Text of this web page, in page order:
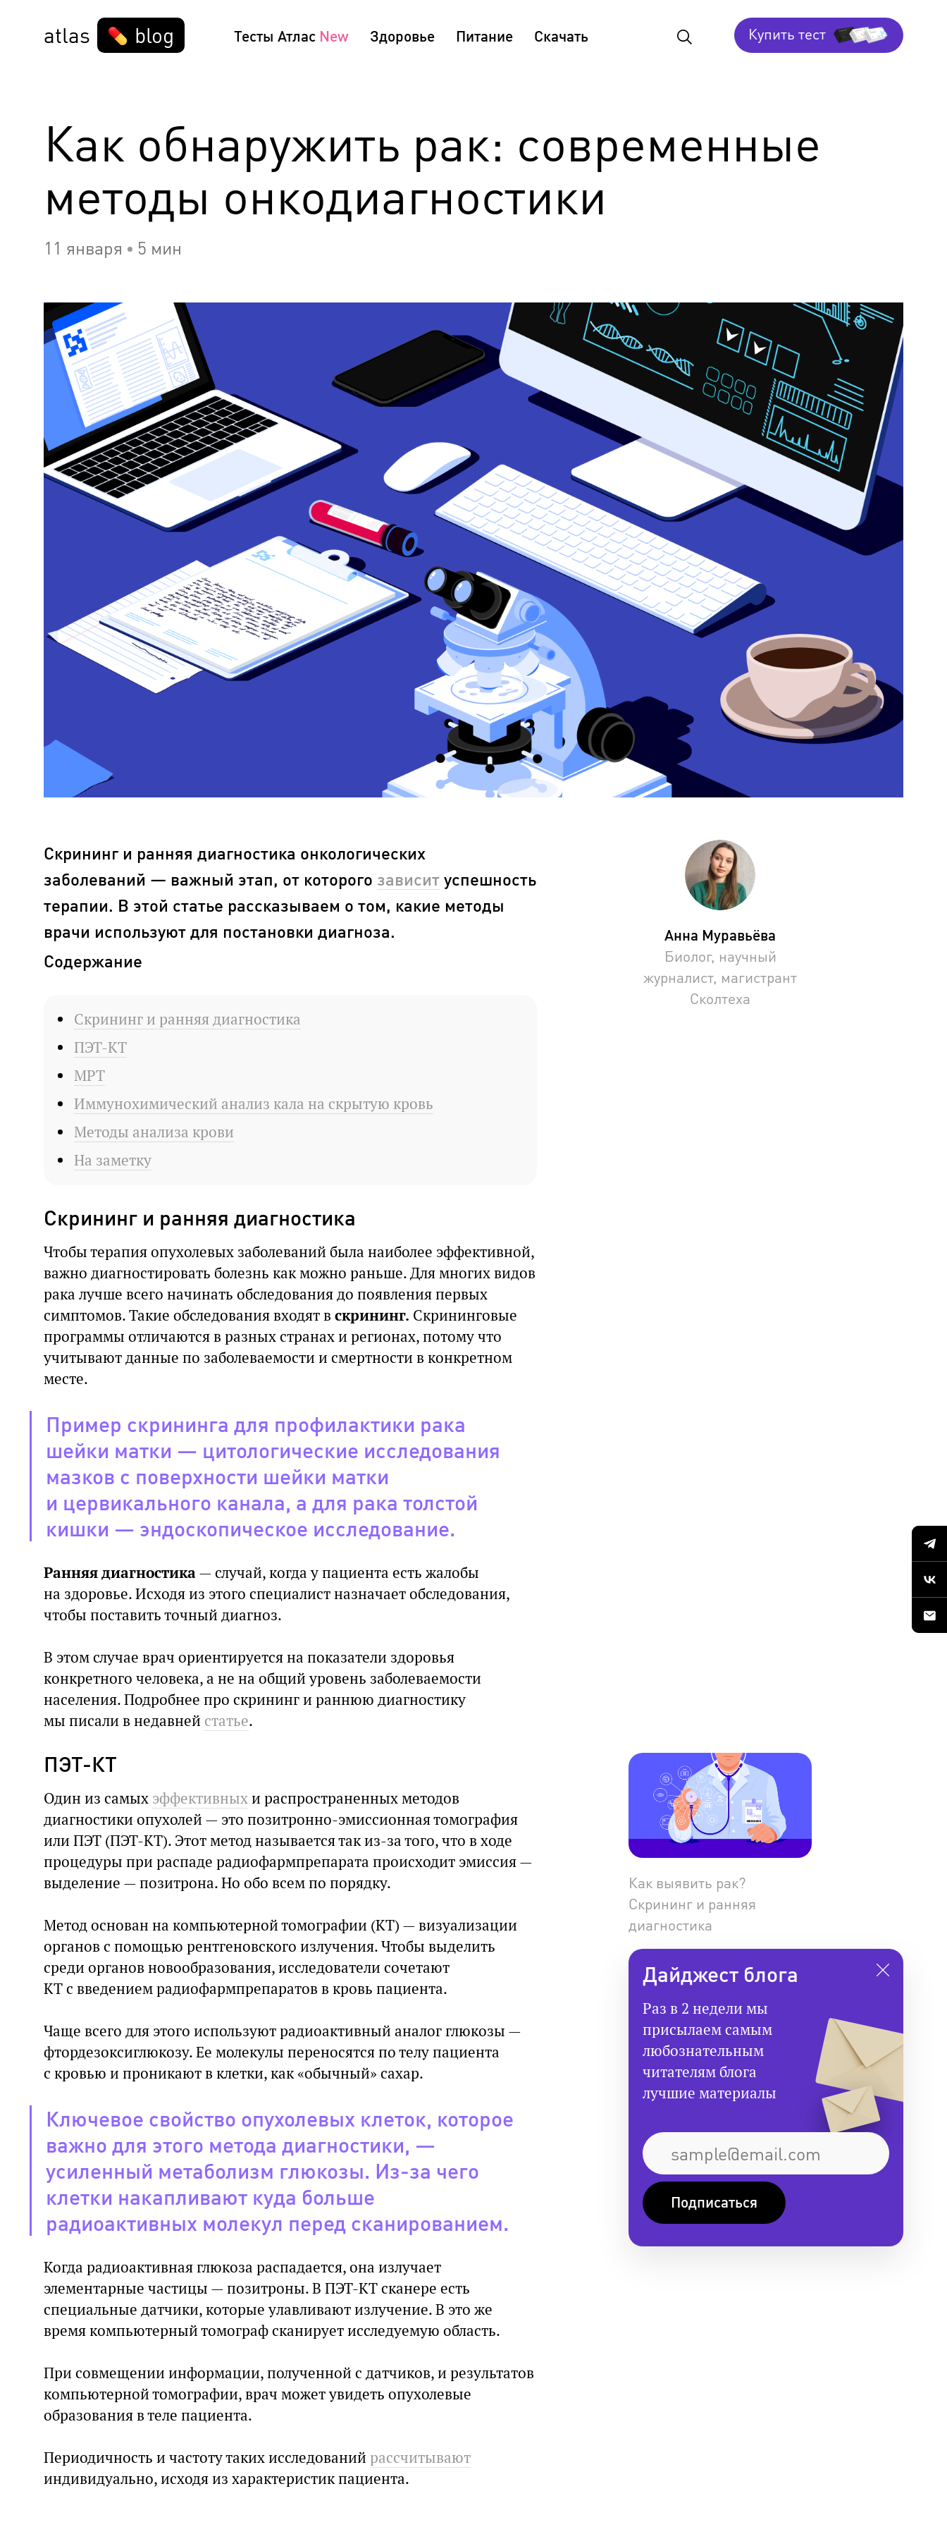
atlas blog Тесты Атлас Здоровье Питание Скачать Купить тест
Как обнаружить рак: современные
методы онкодиагностики
11 января 5 мин
Скрининг и ранняя диагностика онкологических
заболеваний — важный этап, от которого зависит успешность
терапии. В этой статье рассказываем о том, какие методы
врачи используют для постановки диагноза.
Содержание
Скрининг и ранняя диагностика
ПЭТ-КТ
МРТ
Иммунохимический анализ кала на скрытую кровь
Методы анализа крови
На заметку
Скрининг и ранняя диагностика
Чтобы терапия опухолевых заболеваний была наиболее эффективной,
важно диагностировать болезнь как можно раньше. Для многих видов
рака лучше всего начинать обследования до появления первых
симптомов. Такие обследования входят в скрининг. Скрининговые
программы отличаются в разных странах и регионах, потому что
учитывают данные по заболеваемости и смертности в конкретном
месте.
Пример скрининга для профилактики рака
шейки матки — цитологические исследования
мазков с поверхности шейки матки
и цервикального канала, а для рака толстой
кишки — эндоскопическое исследование.
Ранняя диагностика— случай, когда у пациента есть жалобы
на здоровье. Исходя из этого специалист назначает обследования,
чтобы поставить точный диагноз.
В этом случае врач ориентируется на показатели здоровья
конкретного человека, а не на общий уровень заболеваемости
населения. Подробнее про скрининг и раннюю диагностику
мы писали в недавней статье.
Как выявить рак?
Скрининг и ранняя
диагностика
ПЭТ-КТ
Один из самых эффективныхи распространенных методов
диагностики опухолей — это позитронно-эмиссионная томография
или ПЭТ (ПЭТ-КТ). Этот метод называется так из-за того, что в ходе
процедуры при распаде радиофармпрепарата происходит эмиссия —
выделение — позитрона. Но обо всем по порядку.
Метод основан на компьютерной томографии (КТ) — визуализации
органов с помощью рентгеновского излучения. Чтобы выделить
среди органов новообразования, исследователи сочетают
КТ с введением радиофармпрепаратов в кровь пациента.
Чаще всего для этого используют радиоактивный аналог глюкозы —
фтордезоксиглюкозу. Ее молекулы переносятся по телу пациента
с кровью и проникают в клетки, как «обычный» сахар.
Ключевое свойство опухолевых клеток, которое
важно для этого метода диагностики, —
усиленный метаболизм глюкозы. Из-за чего
клетки накапливают куда больше
радиоактивных молекул перед сканированием.
Когда радиоактивная глюкоза распадается, она излучает
элементарные частицы — позитроны. В ПЭТ-КТ сканере есть
специальные датчики, которые улавливают излучение. В это же
время компьютерный томограф сканирует исследуемую область.
При совмещении информации, полученной с датчиков, и результатов
компьютерной томографии, врач может увидеть опухолевые
образования в теле пациента.
Периодичность и частоту таких исследований рассчитывают
индивидуально, исходя из характеристик пациента.
Анна Муравьёва
Биолог, научный
журналист, магистрант
Сколтеха
Дайджест блога
Раз в 2 недели мы
присылаем самым
любознательным
читателям блога
лучшие материалы
Подписаться